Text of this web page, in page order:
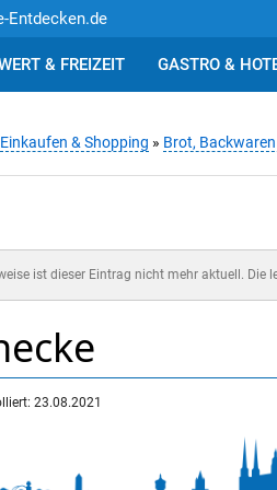
& FREIZEIT GASTRO &
Einkaufen & Shopping » Brot,
ist dieser Eintrag nicht mehr aktuell.
23.08.2021